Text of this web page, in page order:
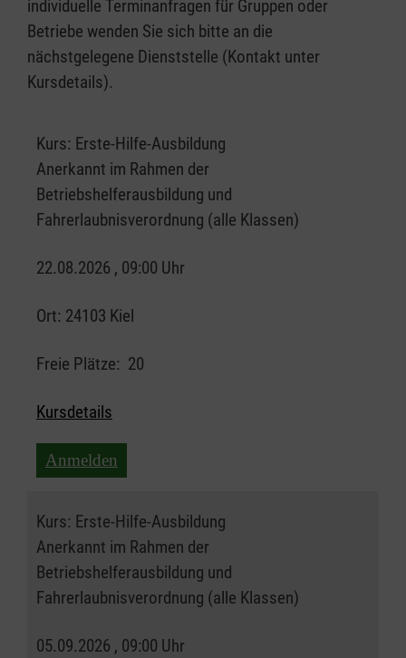
individuelle Terminanfragen für Gruppen oder
Betriebe wenden Sie sich bitte an die
nächstgelegene Dienststelle (Kontakt unter
Kursdetails).
Kurs: Erste-Hilfe-Ausbildung
Anerkannt im Rahmen der
Betriebshelferausbildung und
Fahrerlaubnisverordnung (alle Klassen)
22.08.2026 , 09:00 Uhr
Ort: 24103 Kiel
Freie Plätze: 20
Kursdetails
Anmelden
Kurs: Erste-Hilfe-Ausbildung
Anerkannt im Rahmen der
Betriebshelferausbildung und
Fahrerlaubnisverordnung (alle Klassen)
05.09.2026 , 09:00 Uhr